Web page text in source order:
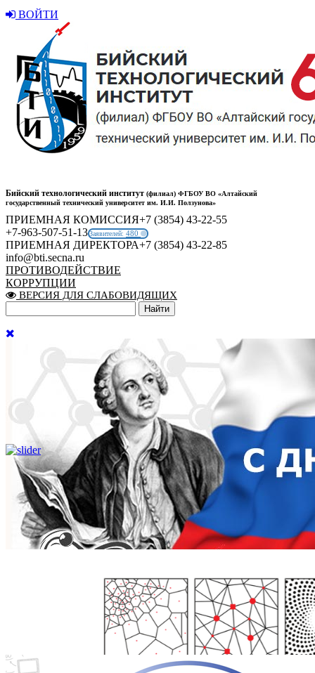
ВОЙТИ
Бийский технологический институт (филиал) ФГБОУ ВО «Алтайский
государственный технический университет им. И.И. Ползунова»
ПРИЕМНАЯ КОМИССИЯ+7 (3854) 43-22-55
+7-963-507-51-13Заявителей: 480
ПРИЕМНАЯ ДИРЕКТОРА+7 (3854) 43-22-85
info@bti.secna.ru
ПРОТИВОДЕЙСТВИЕ
КОРРУПЦИИ
ВЕРСИЯ ДЛЯ СЛАБОВИДЯЩИХ
Аспирантам